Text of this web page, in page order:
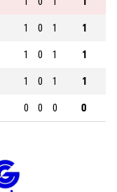
1 0 1 1
1 0 1 1
1 0 1 1
0 0 0 0